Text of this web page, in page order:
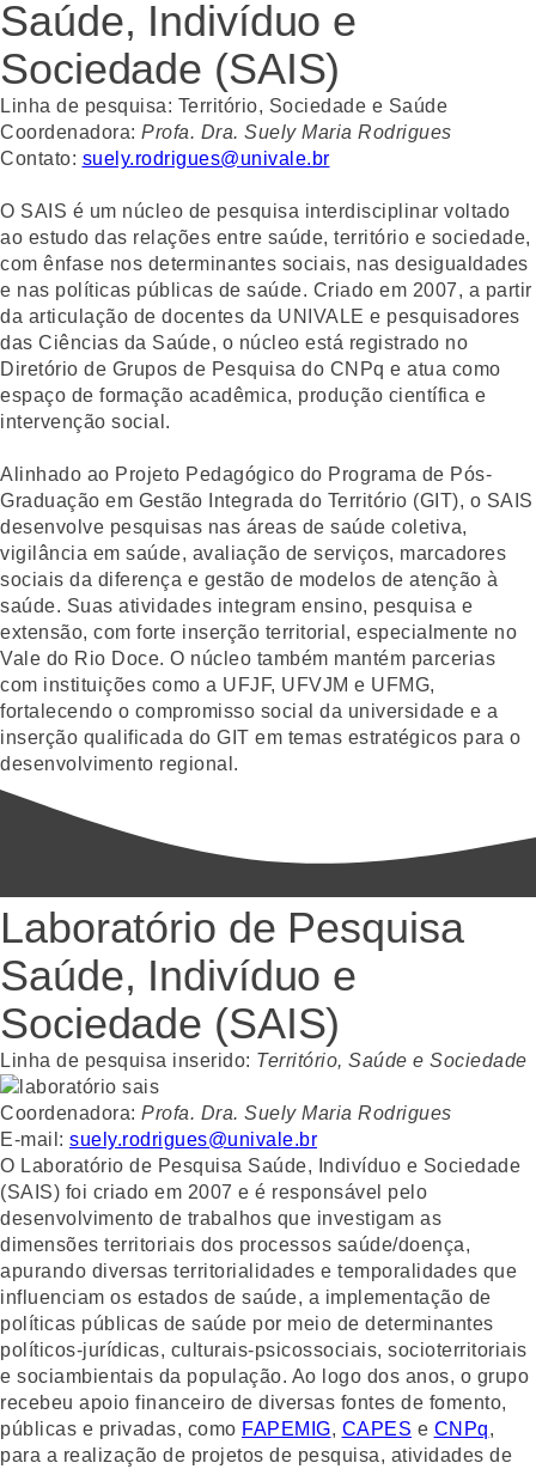
Saúde, Indivíduo e
Sociedade (SAIS)
Linha de pesquisa: Território, Sociedade e Saúde
Coordenadora: Profa. Dra. Suely Maria Rodrigues
Contato: suely.rodrigues@univale.br
O SAIS é um núcleo de pesquisa interdisciplinar voltado
ao estudo das relações entre saúde, território e sociedade,
com ênfase nos determinantes sociais, nas desigualdades
e nas políticas públicas de saúde. Criado em 2007, a partir
da articulação de docentes da UNIVALE e pesquisadores
das Ciências da Saúde, o núcleo está registrado no
Diretório de Grupos de Pesquisa do CNPq e atua como
espaço de formação acadêmica, produção científica e
intervenção social.
Alinhado ao Projeto Pedagógico do Programa de Pós-
Graduação em Gestão Integrada do Território (GIT), o SAIS
desenvolve pesquisas nas áreas de saúde coletiva,
vigilância em saúde, avaliação de serviços, marcadores
sociais da diferença e gestão de modelos de atenção à
saúde. Suas atividades integram ensino, pesquisa e
extensão, com forte inserção territorial, especialmente no
Vale do Rio Doce. O núcleo também mantém parcerias
com instituições como a UFJF, UFVJM e UFMG,
fortalecendo o compromisso social da universidade e a
inserção qualificada do GIT em temas estratégicos para o
desenvolvimento regional.
Laboratório de Pesquisa
Saúde, Indivíduo e
Sociedade (SAIS)
Linha de pesquisa inserido: Território, Saúde e Sociedade
Coordenadora: Profa. Dra. Suely Maria Rodrigues
E-mail: suely.rodrigues@univale.br
O Laboratório de Pesquisa Saúde, Indivíduo e Sociedade
(SAIS) foi criado em 2007 e é responsável pelo
desenvolvimento de trabalhos que investigam as
dimensões territoriais dos processos saúde/doença,
apurando diversas territorialidades e temporalidades que
influenciam os estados de saúde, a implementação de
políticas públicas de saúde por meio de determinantes
políticos-jurídicas, culturais-psicossociais, socioterritoriais
e sociambientais da população. Ao logo dos anos, o grupo
recebeu apoio financeiro de diversas fontes de fomento,
públicas e privadas, como FAPEMIG, CAPES e CNPq,
para a realização de projetos de pesquisa, atividades de